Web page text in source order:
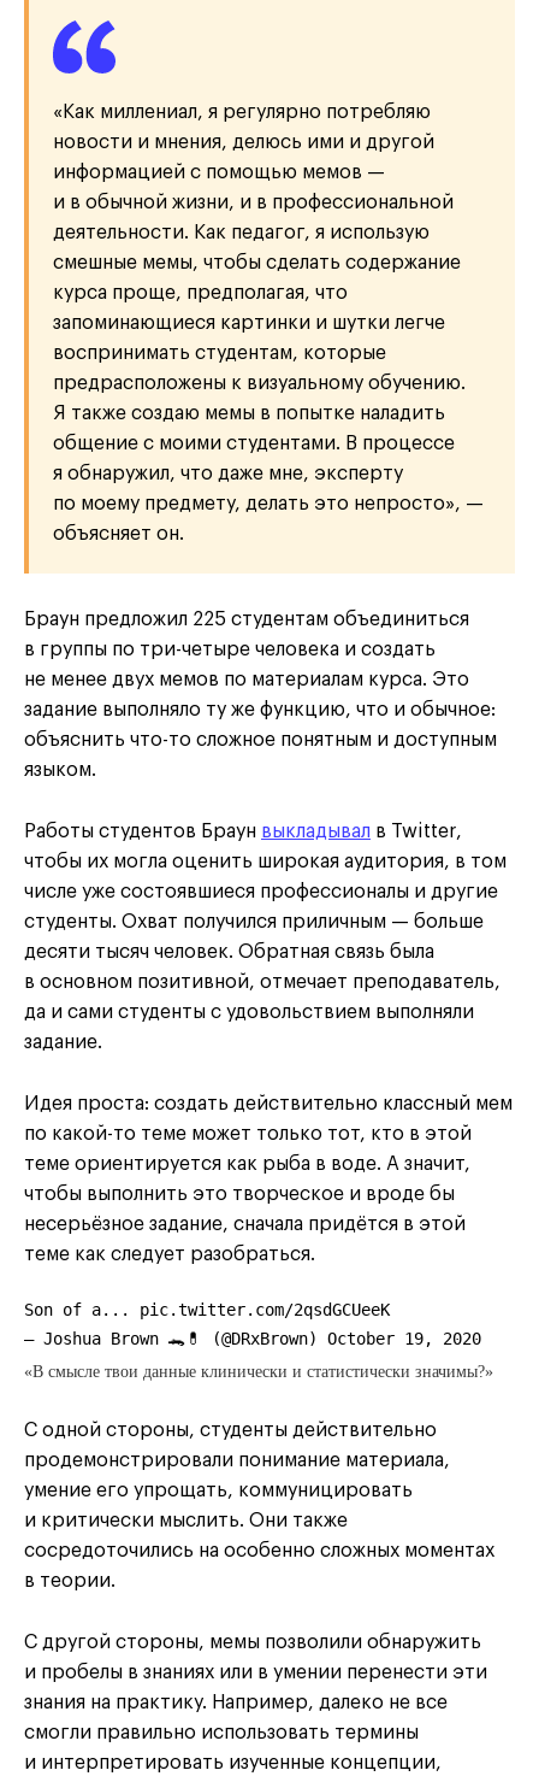
«Как миллениал, я регулярно потребляю
новости и мнения, делюсь ими и другой
информацией с помощью мемов —
и в обычной жизни, и в профессиональной
деятельности. Как педагог, я использую
смешные мемы, чтобы сделать содержание
курса проще, предполагая, что
запоминающиеся картинки и шутки легче
воспринимать студентам, которые
предрасположены к визуальному обучению.
Я также создаю мемы в попытке наладить
общение с моими студентами. В процессе
я обнаружил, что даже мне, эксперту
по моему предмету, делать это непросто», —
объясняет он.
Браун предложил 225 студентам объединиться
в группы по три-четыре человека и создать
не менее двух мемов по материалам курса. Это
задание выполняло ту же функцию, что и обычное:
объяснить что-то сложное понятным и доступным
языком.
Работы студентов Браун выкладывал в Twitter,
чтобы их могла оценить широкая аудитория, в том
числе уже состоявшиеся профессионалы и другие
студенты. Охват получился приличным — больше
десяти тысяч человек. Обратная связь была
в основном позитивной, отмечает преподаватель,
да и сами студенты с удовольствием выполняли
задание.
Идея проста: создать действительно классный мем
по какой-то теме может только тот, кто в этой
теме ориентируется как рыба в воде. А значит,
чтобы выполнить это творческое и вроде бы
несерьёзное задание, сначала придётся в этой
теме как следует разобраться.
Son of a... pic.twitter.com/2qsdGCUeeK
— Joshua Brown 🐊💊 (@DRxBrown) October 19, 2020
«В смысле твои данные клинически и статистически значимы?»
С одной стороны, студенты действительно
продемонстрировали понимание материала,
умение его упрощать, коммуницировать
и критически мыслить. Они также
сосредоточились на особенно сложных моментах
в теории.
С другой стороны, мемы позволили обнаружить
и пробелы в знаниях или в умении перенести эти
знания на практику. Например, далеко не все
смогли правильно использовать термины
и интерпретировать изученные концепции,